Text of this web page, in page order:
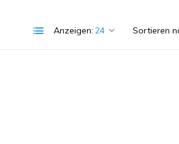
Anzeigen: Sortieren